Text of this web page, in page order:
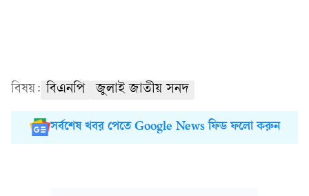
বিষয়: বিএনপি জুলাই জাতীয় সনদ
সর্বশেষ খবর পেতে Google News ফিড ফলো করুন